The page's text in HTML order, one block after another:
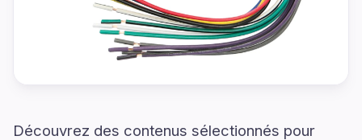
Découvrez des contenus sélectionnés pour